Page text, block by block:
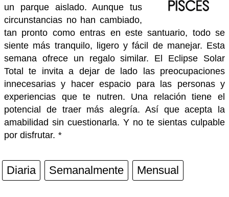
un parque aislado. Aunque tus
circunstancias no han cambiado,
tan pronto como entras en este santuario, todo se
siente más tranquilo, ligero y fácil de manejar. Esta
semana ofrece un regalo similar. El Eclipse Solar
Total te invita a dejar de lado las preocupaciones
innecesarias y hacer espacio para las personas y
experiencias que te nutren. Una relación tiene el
potencial de traer más alegría. Así que acepta la
amabilidad sin cuestionarla. Y no te sientas culpable
por disfrutar. *
Diaria Semanalmente Mensual